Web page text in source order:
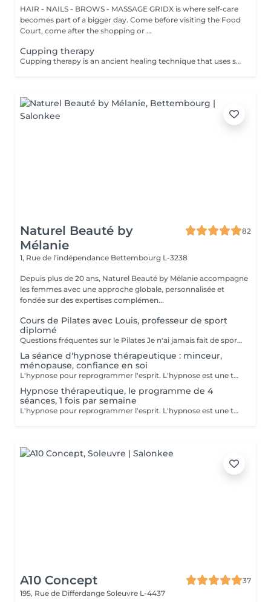
HAIR - NAILS - BROWS - MASSAGE GRIDX is where self-care
becomes part of a bigger day. Come before visiting the Food
Court, come after the shopping or ...
Cupping therapy
Cupping therapy is an ancient healing technique that uses special cups to create gentle suction on the skin. This suction promotes blood flow, relieves muscle tension, reduces inflammation, and supports deep relaxation. The treatment can help release toxins, improve circulation, and ease chronic pain or stiffness. *Please note that cupping therapy could just be added to a massage service with includes back massage.
Naturel Beauté by
Mélanie
82
1, Rue de l’indépendance Bettembourg L-3238
Depuis plus de 20 ans, Naturel Beauté by Mélanie accompagne
les femmes avec une approche globale, personnalisée et
fondée sur des expertises complémen...
Cours de Pilates avec Louis, professeur de sport
diplomé
Questions fréquentes sur le Pilates Je n'ai jamais fait de sport, puis-je quand même commencer le Pilates ? Oui, absolument ! Le Pilates est une méthode douce et progressive. Chaque mouvement peut être adapté à votre niveau, que vous soyez débutante ou que vous repreniez après une longue pause. Le Pilates est-il adapté à la ménopause ? Oui, le Pilates est particulièrement recommandé pendant la ménopause. Il aide à préserver la masse musculaire, renforce le plancher pelvien, améliore la posture et soulage les douleurs articulaires. Il contribue aussi à mieux gérer le stress et les variations d'humeur. Est-ce que je vais transpirer ou perdre du poids avec le Pilates ? Le Pilates ne fait pas transpirer comme un cours de cardio, mais il tonifie en profondeur, affine la silhouette, améliore le métabolisme et vous aide à vous sentir plus légère, plus dynamique et plus à l'aise dans votre corps. Combien de personnes par cours ? Maximum 8 personnes. Je tiens à proposer un encadrement personnalisé, dans une ambiance conviviale et bienveillante. Que dois-je apporter pour le cours ? Une tenue confortable, une bouteille d'eau, un tapis et c'est tout ! Le matériel (ballons, élastiques...) est fourni. Témoignage d'une cliente Elles en parlent le mieux "À 52 ans, je cherchais une activité pour me remettre en mouvement sans me blesser. Les cours de Pilates avec Mélanie ont changé ma relation à mon corps. Je me tiens plus droite, j'ai moins mal au dos, et surtout je me sens bien dans ma peau. Merci pour ta douceur et ta bienveillance à chaque séance." Envie d'essayer ? Les cours , d'une durée de 50 minutes,ont lieu au Centre Naturel Beauté by Mélanie avec Louis professeur de sport diplomé Les mardis à 18h Les jeudi à 14h Les samedis à 9h
La séance d'hypnose thérapeutique : minceur,
ménopause, confiance en soi
L'hypnose pour reprogrammer l'esprit. L'hypnose est une technique qui agit sur le subconscient pour : - modifier les comportements alimentaires : manger moins, éviter les grignotages, réduire les compulsons sucrées, ressentir la satiété, etre à l'écoute des signaux envoyer par son corps - renforcer la motivation et la confiance en soi dans votre démarche minceur - diminuer les facteurs émotionnels liés à la prise de poids, comme le stress, l'anxiété, le surmenage, le sentiment d'etre débordée.. En instaurant un nouveau rapport à la nourriture et en travaillant sur les blocages émotionnels, le manque de confiance en soi et de motivation, l'hypnose accompagne pour des résultats durables avec un changements de comportements sains et naturels
Hypnose thérapeutique, le programme de 4
séances, 1 fois par semaine
L'hypnose pour reprogrammer l'esprit. L'hypnose est une technique qui agit sur le subconscient pour : - modifier les comportements alimentaires : manger moins, éviter les grignotages, réduire les compulsons sucrées, ressentir la satiété, etre à l'écoute des signaux envoyer par son corps - renforcer la motivation et la confiance en soi dans votre démarche minceur - diminuer les facteurs émotionnels liés à la prise de poids, comme le stress, l'anxiété, le surmenage, le sentiment d'etre débordée.. En instaurant un nouveau rapport à la nourriture et en travaillant sur les blocages émotionnels, le manque de confiance en soi et de motivation, l'hypnose accompagne pour des résultats durables avec un changements de comportements sains et naturels
A10 Concept
37
195, Rue de Differdange Soleuvre L-4437